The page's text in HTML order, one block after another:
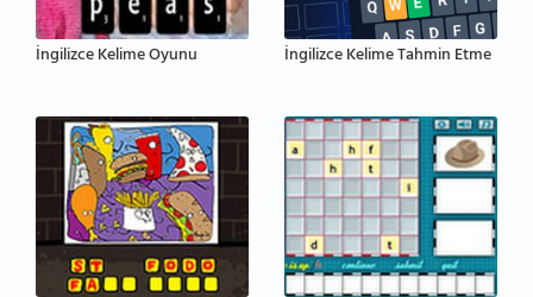
İngilizce Kelime Oyunu İngilizce Kelime Tahmin Etme